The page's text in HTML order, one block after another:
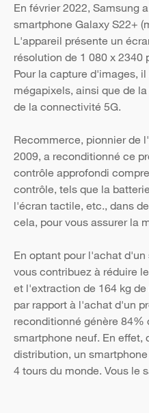
En février 2022, Samsung
smartphone Galaxy S22+
L'appareil présente un
résolution de 1 080 x 2340
Pour la capture d'images,
mégapixels, ainsi que de
de la connectivité 5G.
Recommerce, pionnier de
2009, a reconditionné ce
contrôle approfondi
contrôle, tels que la
l'écran tactile, etc., dans
cela, pour vous assurer la
En optant pour l'achat
vous contribuez à réduire
et l'extraction de 164 kg
par rapport à l'achat d'un
reconditionné génère 84%
smartphone neuf. En effet,
distribution, un
4 tours du monde. Vous le